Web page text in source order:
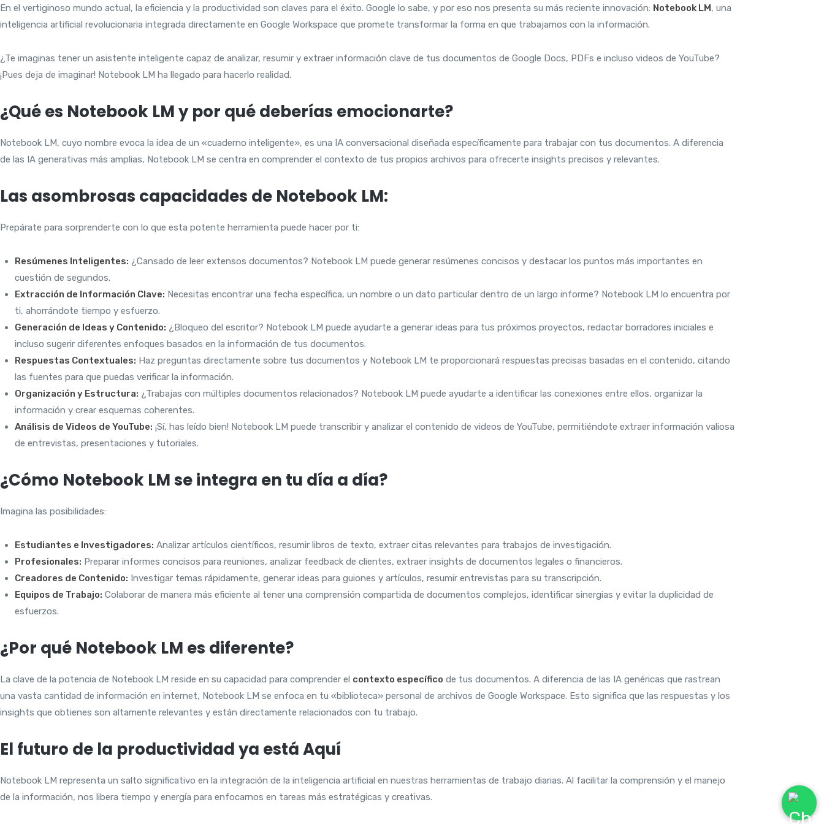
En el vertiginoso mundo actual, la eficiencia y la productividad son claves para el éxito. Google lo sabe, y por eso nos presenta su más reciente innovación: Notebook LM, una
inteligencia artificial revolucionaria integrada directamente en Google Workspace que promete transformar la forma en que trabajamos con la información.
¿Te imaginas tener un asistente inteligente capaz de analizar, resumir y extraer información clave de tus documentos de Google Docs, PDFs e incluso videos de YouTube?
¡Pues deja de imaginar! Notebook LM ha llegado para hacerlo realidad.
¿Qué es Notebook LM y por qué deberías emocionarte?
Notebook LM, cuyo nombre evoca la idea de un «cuaderno inteligente», es una IA conversacional diseñada específicamente para trabajar con tus documentos. A diferencia
de las IA generativas más amplias, Notebook LM se centra en comprender el contexto de tus propios archivos para ofrecerte insights precisos y relevantes.
Las asombrosas capacidades de Notebook LM:
Prepárate para sorprenderte con lo que esta potente herramienta puede hacer por ti:
Resúmenes Inteligentes: ¿Cansado de leer extensos documentos? Notebook LM puede generar resúmenes concisos y destacar los puntos más importantes en
cuestión de segundos.
Extracción de Información Clave: Necesitas encontrar una fecha específica, un nombre o un dato particular dentro de un largo informe? Notebook LM lo encuentra por
ti, ahorrándote tiempo y esfuerzo.
Generación de Ideas y Contenido: ¿Bloqueo del escritor? Notebook LM puede ayudarte a generar ideas para tus próximos proyectos, redactar borradores iniciales e
incluso sugerir diferentes enfoques basados en la información de tus documentos.
Respuestas Contextuales: Haz preguntas directamente sobre tus documentos y Notebook LM te proporcionará respuestas precisas basadas en el contenido, citando
las fuentes para que puedas verificar la información.
Organización y Estructura: ¿Trabajas con múltiples documentos relacionados? Notebook LM puede ayudarte a identificar las conexiones entre ellos, organizar la
información y crear esquemas coherentes.
Análisis de Videos de YouTube: ¡Sí, has leído bien! Notebook LM puede transcribir y analizar el contenido de videos de YouTube, permitiéndote extraer información valiosa
de entrevistas, presentaciones y tutoriales.
¿Cómo Notebook LM se integra en tu día a día?
Imagina las posibilidades:
Estudiantes e Investigadores: Analizar artículos científicos, resumir libros de texto, extraer citas relevantes para trabajos de investigación.
Profesionales: Preparar informes concisos para reuniones, analizar feedback de clientes, extraer insights de documentos legales o financieros.
Creadores de Contenido: Investigar temas rápidamente, generar ideas para guiones y artículos, resumir entrevistas para su transcripción.
Equipos de Trabajo: Colaborar de manera más eficiente al tener una comprensión compartida de documentos complejos, identificar sinergias y evitar la duplicidad de
esfuerzos.
¿Por qué Notebook LM es diferente?
La clave de la potencia de Notebook LM reside en su capacidad para comprender el contexto específico de tus documentos. A diferencia de las IA genéricas que rastrean
una vasta cantidad de información en internet, Notebook LM se enfoca en tu «biblioteca» personal de archivos de Google Workspace. Esto significa que las respuestas y los
insights que obtienes son altamente relevantes y están directamente relacionados con tu trabajo.
El futuro de la productividad ya está Aquí
Notebook LM representa un salto significativo en la integración de la inteligencia artificial en nuestras herramientas de trabajo diarias. Al facilitar la comprensión y el manejo
de la información, nos libera tiempo y energía para enfocarnos en tareas más estratégicas y creativas.